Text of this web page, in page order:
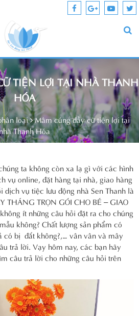
TIỆN LỢI TẠI NHÀ THANH
HÓA
loại Mâm cúng đầy cữ tiện lợi tại
Thanh Hóa
ta không còn xa lạ gì với các hình
vụ online, đặt hàng tại nhà, giao hàng
vụ tiệc lưu động nhà Sen Thanh là
TRỌN GÓI CHO BÉ – GIAO
ít những câu hỏi đặt ra cho chúng
không? Chất lượng sản phẩm có
có bị đắt không?,… vân vân và mây
trả lời. Vạy hôm nay, các bạn hãy
câu trả lời cho những câu hỏi trên